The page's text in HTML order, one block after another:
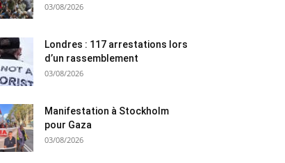
03/08/2026
Londres : 117 arrestations lors
d’un rassemblement
03/08/2026
Manifestation à Stockholm
pour Gaza
03/08/2026